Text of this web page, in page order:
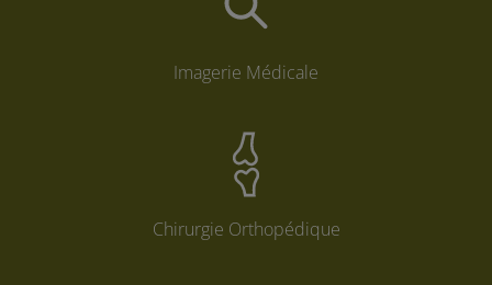
Imagerie Médicale
Chirurgie Orthopédique